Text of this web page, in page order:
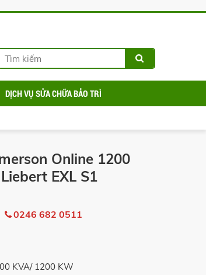
DỊCH VỤ SỬA CHỮA BẢO TRÌ
Online 1200
EXL S1
0246 682 0511
KVA/ 1200 KW